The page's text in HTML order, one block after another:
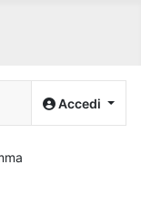
Accedi